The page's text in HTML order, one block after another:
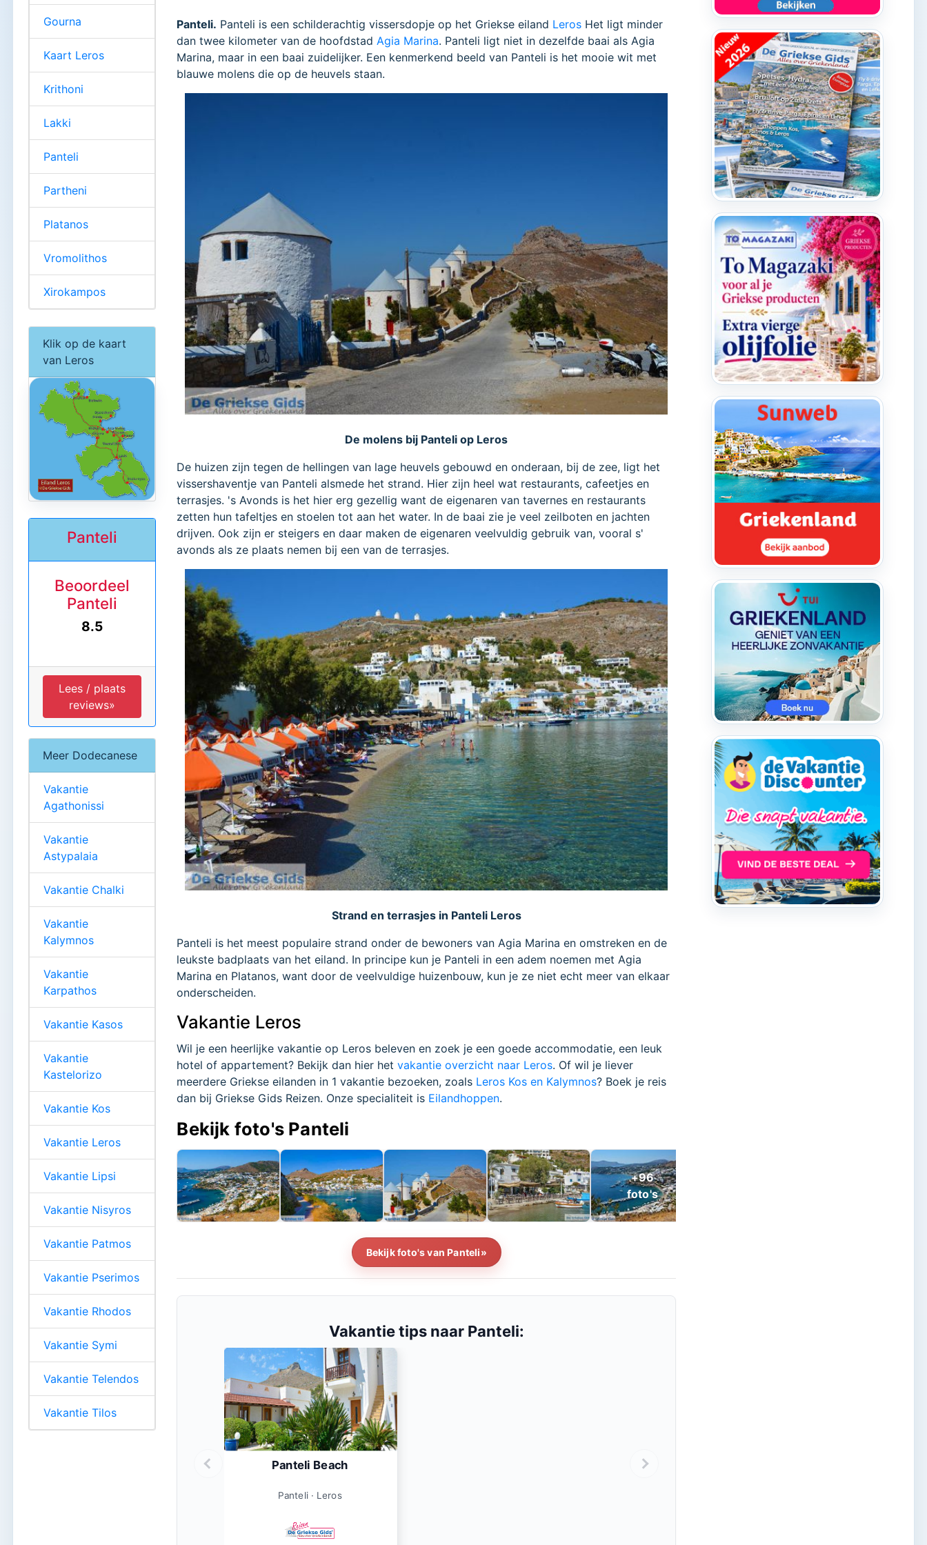
Panteli. Panteli is een schilderachtig vissersdopje op het Griekse eiland Leros Het ligt minder
dan twee kilometer van de hoofdstad Agia Marina. Panteli ligt niet in dezelfde baai als Agia
Marina, maar in een baai zuidelijker. Een kenmerkend beeld van Panteli is het mooie wit met
blauwe molens die op de heuvels staan.
De molens bij Panteli op Leros
De huizen zijn tegen de hellingen van lage heuvels gebouwd en onderaan, bij de zee, ligt het
vissershaventje van Panteli alsmede het strand. Hier zijn heel wat restaurants, cafeetjes en
terrasjes. 's Avonds is het hier erg gezellig want de eigenaren van tavernes en restaurants
zetten hun tafeltjes en stoelen tot aan het water. In de baai zie je veel zeilboten en jachten
drijven. Ook zijn er steigers en daar maken de eigenaren veelvuldig gebruik van, vooral s'
avonds als ze plaats nemen bij een van de terrasjes.
Strand en terrasjes in Panteli Leros
Panteli is het meest populaire strand onder de bewoners van Agia Marina en omstreken en de
leukste badplaats van het eiland. In principe kun je Panteli in een adem noemen met Agia
Marina en Platanos, want door de veelvuldige huizenbouw, kun je ze niet echt meer van elkaar
onderscheiden.
Vakantie Leros
Wil je een heerlijke vakantie op Leros beleven en zoek je een goede accommodatie, een leuk
hotel of appartement? Bekijk dan hier hetvakantie overzicht naar Leros. Of wil je liever
meerdere Griekse eilanden in 1 vakantie bezoeken, zoals Leros Kos en Kalymnos? Boek je reis
dan bij Griekse Gids Reizen. Onze specialiteit is Eilandhoppen.
Bekijk foto's Panteli
Bekijk foto's van Panteli»
Vakantie tips naar Panteli:
Panteli Beach
Panteli · Leros
Gourna
Kaart Leros
Krithoni
Lakki
Panteli
Partheni
Platanos
Vromolithos
Xirokampos
Klik op de kaart
van Leros
Panteli
Beoordeel
Panteli
8.5
Lees / plaats
reviews»
Meer Dodecanese
Vakantie
Agathonissi
Vakantie
Astypalaia
Vakantie Chalki
Vakantie
Kalymnos
Vakantie
Karpathos
Vakantie Kasos
Vakantie
Kastelorizo
Vakantie Kos
Vakantie Leros
Vakantie Lipsi
Vakantie Nisyros
Vakantie Patmos
Vakantie Pserimos
Vakantie Rhodos
Vakantie Symi
Vakantie Telendos
Vakantie Tilos